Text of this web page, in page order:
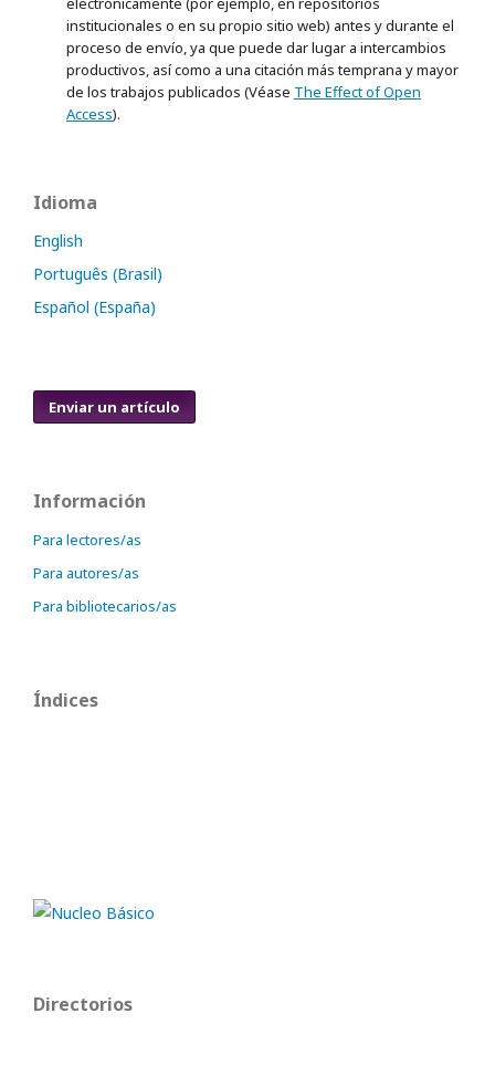
institucionales o en su propio sitio web) antes y durante el
proceso de envío, ya que puede dar lugar a intercambios
productivos, así como a una citación más temprana y mayor
de los trabajos publicados (Véase The Effect of Open
Access).
Idioma
English
Português (Brasil)
Español (España)
Enviar un artículo
Información
Para lectores/as
Para autores/as
Para bibliotecarios/as
Índices
Directorios